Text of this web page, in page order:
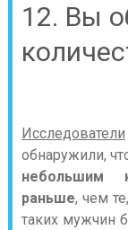
12. Вы
Исследователи
обнаружили,
небольшим
раньше, чем
таких мужчин